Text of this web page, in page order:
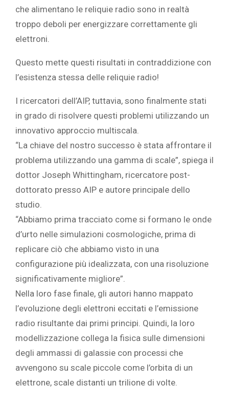
che alimentano le reliquie radio sono in realtà
troppo deboli per energizzare correttamente gli
elettroni.
Questo mette questi risultati in contraddizione con
l’esistenza stessa delle reliquie radio!
I ricercatori dell’AIP, tuttavia, sono finalmente stati
in grado di risolvere questi problemi utilizzando un
innovativo approccio multiscala.
“La chiave del nostro successo è stata affrontare il
problema utilizzando una gamma di scale”, spiega il
dottor Joseph Whittingham, ricercatore post-
dottorato presso AIP e autore principale dello
studio.
“Abbiamo prima tracciato come si formano le onde
d’urto nelle simulazioni cosmologiche, prima di
replicare ciò che abbiamo visto in una
configurazione più idealizzata, con una risoluzione
significativamente migliore”.
Nella loro fase finale, gli autori hanno mappato
l’evoluzione degli elettroni eccitati e l’emissione
radio risultante dai primi principi. Quindi, la loro
modellizzazione collega la fisica sulle dimensioni
degli ammassi di galassie con processi che
avvengono su scale piccole come l’orbita di un
elettrone, scale distanti un trilione di volte.